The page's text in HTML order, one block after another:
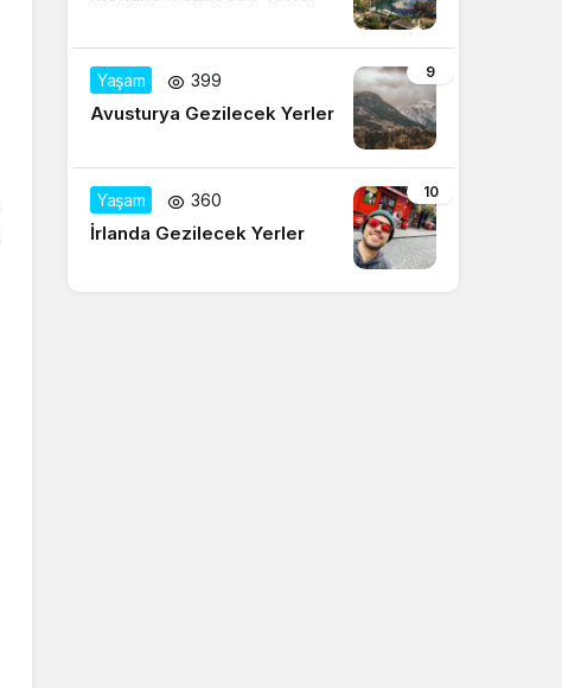
9
Yaşam 399
Avusturya Gezilecek Yerler
10
Yaşam 360
İrlanda Gezilecek Yerler